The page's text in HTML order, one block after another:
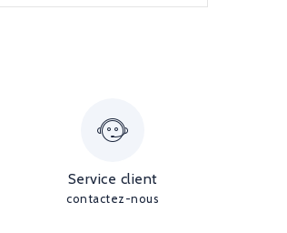
Service client
contactez-nous